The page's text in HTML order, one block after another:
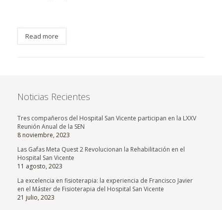
Read more
Noticias Recientes
Tres compañeros del Hospital San Vicente participan en la LXXV
Reunión Anual de la SEN
8 noviembre, 2023
Las Gafas Meta Quest 2 Revolucionan la Rehabilitación en el
Hospital San Vicente
11 agosto, 2023
La excelencia en fisioterapia: la experiencia de Francisco Javier
en el Máster de Fisioterapia del Hospital San Vicente
21 julio, 2023